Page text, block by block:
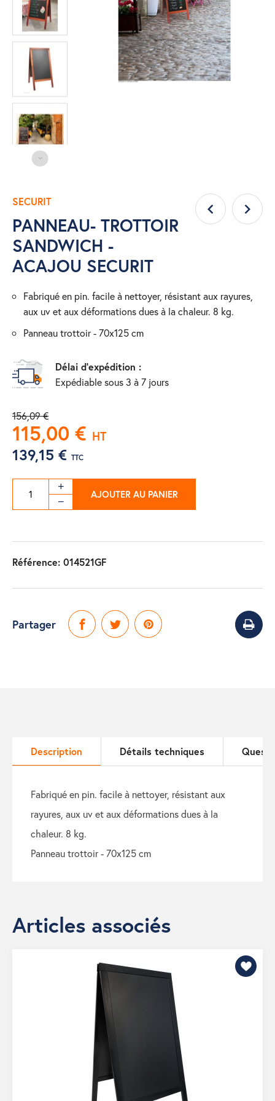
SECURIT
PANNEAU- TROTTOIR
SANDWICH -
ACAJOU SECURIT
fabriqué en pin. facile à nettoyer, résistant aux rayures,
aux uv et aux déformations dues à la chaleur. 8 kg.
panneau trottoir - 70x125 cm
Délai d'expédition :
Expédiable sous 3 à 7 jours
156,09 €
115,00 € HT
139,15 € TTC
AJOUTER AU PANIER
Référence: 014521GF
Partager
Description Détails techniques
fabriqué en pin. facile à nettoyer, résistant aux
rayures, aux uv et aux déformations dues à la
chaleur. 8 kg.
panneau trottoir - 70x125 cm
Articles associés